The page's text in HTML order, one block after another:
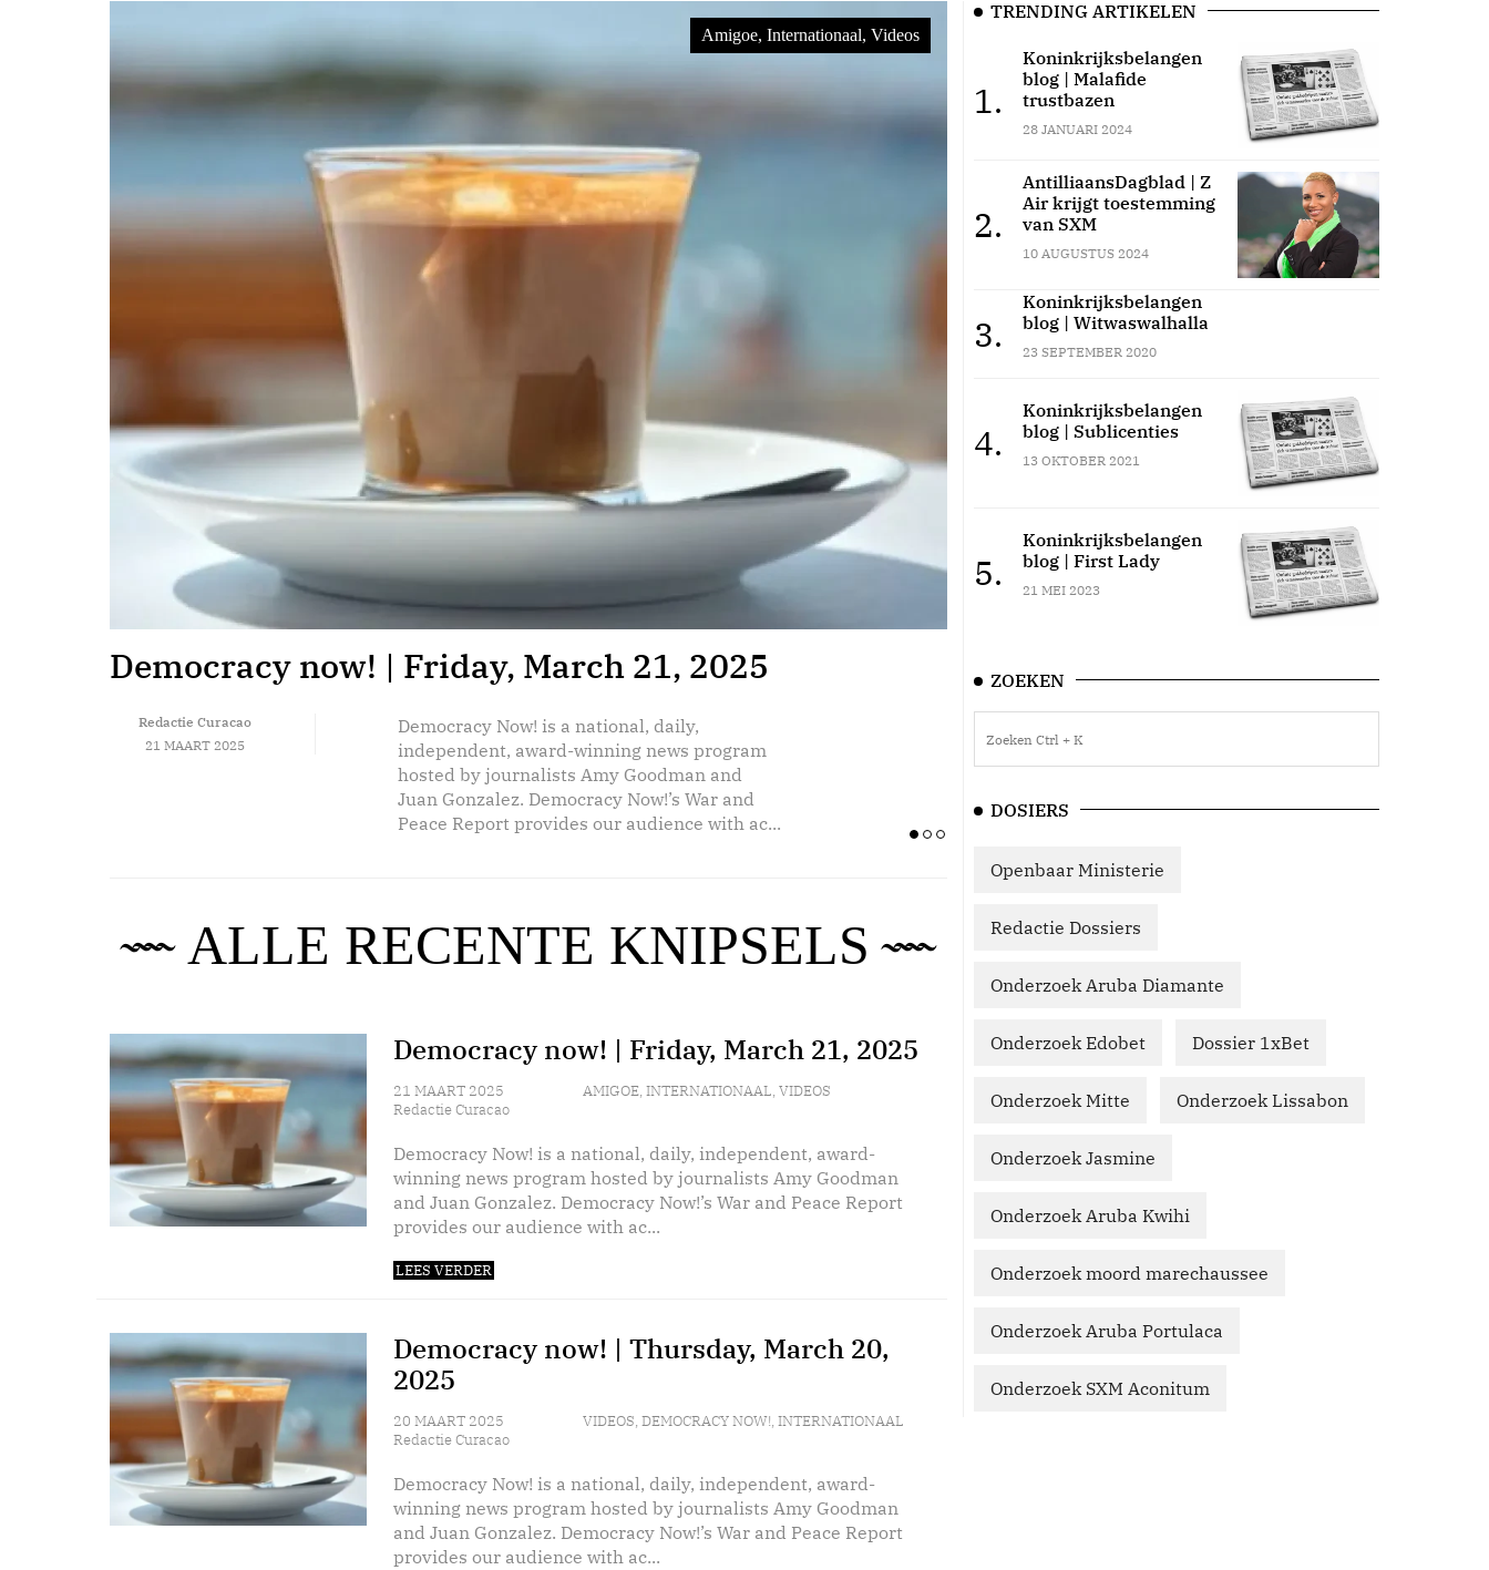
Amigoe, Internationaal, Videos
Democracy now! | Friday, March 21, 2025
Redactie Curacao
21 MAART 2025
Democracy Now! is a national, daily,
independent, award-winning news program
hosted by journalists Amy Goodman and
Juan Gonzalez. Democracy Now!’s War and
Peace Report provides our audience with ac...
Videos, Internationaal, Democracy Now!
Democracy now! | Thursday, March 20, 2025
Redactie Curacao
20 MAART 2025
Democracy Now! is a national, daily,
independent, award-winning news program
hosted by journalists Amy Goodman and
Juan Gonzalez. Democracy Now!’s War and
Peace Report provides our audience with ac...
Extra | Journaal 20 maart 2025
20 MAART 2025
ALLE RECENTE KNIPSELS
Democracy now! | Friday, March 21, 2025
21 MAART 2025
Redactie Curacao
AMIGOE, INTERNATIONAAL, VIDEOS
Democracy Now! is a national, daily, independent, award-
winning news program hosted by journalists Amy Goodman
and Juan Gonzalez. Democracy Now!’s War and Peace Report
provides our audience with ac...
LEES VERDER
Democracy now! | Thursday, March 20,
2025
20 MAART 2025
Redactie Curacao
VIDEOS, DEMOCRACY NOW!, INTERNATIONAAL
Democracy Now! is a national, daily, independent, award-
winning news program hosted by journalists Amy Goodman
and Juan Gonzalez. Democracy Now!’s War and Peace Report
provides our audience with ac...
TRENDING ARTIKELEN
1.
Koninkrijksbelangen
blog | Malafide
trustbazen
28 JANUARI 2024
2.
AntilliaansDagblad | Z
Air krijgt toestemming
van SXM
10 AUGUSTUS 2024
3.
Koninkrijksbelangen
blog | Witwaswalhalla
23 SEPTEMBER 2020
4.
Koninkrijksbelangen
blog | Sublicenties
13 OKTOBER 2021
5.
Koninkrijksbelangen
blog | First Lady
21 MEI 2023
ZOEKEN
DOSIERS
Openbaar Ministerie
Redactie Dossiers
Onderzoek Aruba Diamante
Onderzoek Edobet Dossier 1xBet
Onderzoek Mitte Onderzoek Lissabon
Onderzoek Jasmine
Onderzoek Aruba Kwihi
Onderzoek moord marechaussee
Onderzoek Aruba Portulaca
Onderzoek SXM Aconitum